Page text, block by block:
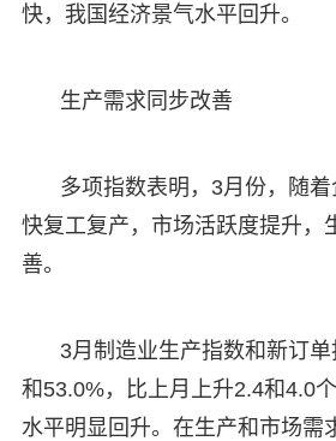
快，我国经济景气水平回升。
生产需求同步改善
多项指数表明，3月份，随
快复工复产，市场活跃度提升，
善。
3月制造业生产指数和新订
和53.0%，比上月上升2.4和4.0
水平明显回升。在生产和市场需